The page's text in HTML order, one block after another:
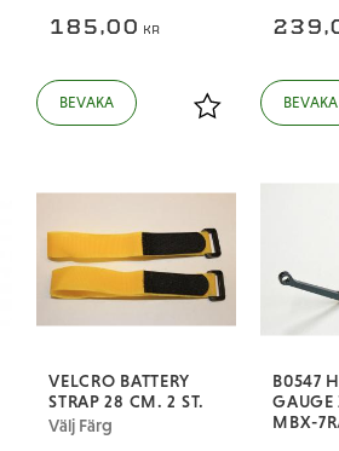
till i favoriter
185,00 KR
Lägg till i
VELCRO BATTERY
STRAP 28 CM. 2 ST.
Välj Färg
B0547
MBX-